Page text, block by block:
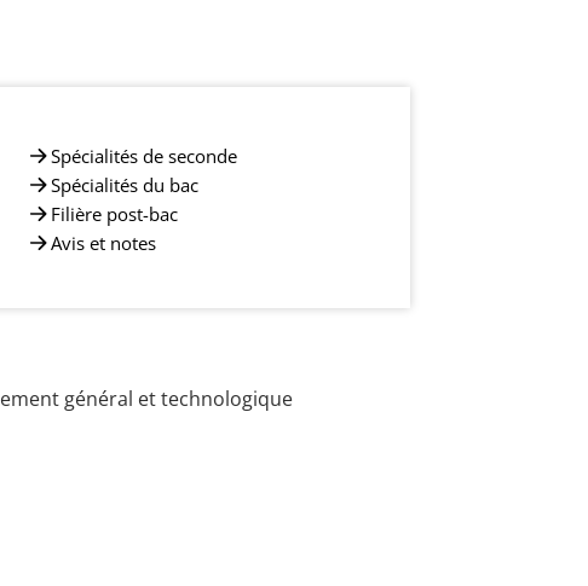
Spécialités de seconde
Spécialités du bac
Filière post-bac
Avis et notes
général et technologique